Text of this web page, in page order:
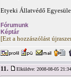
Etyeki Állatvédő
Fórumunk
Képtár
[Ezt a hozzászólást
11. Elküldve: 2008-08-05